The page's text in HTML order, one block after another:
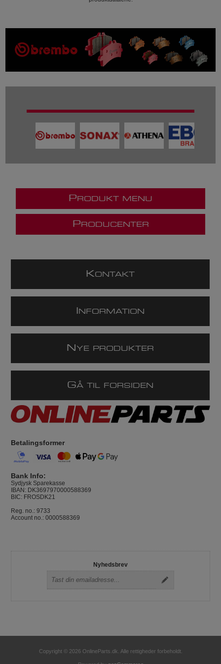
P RODUKT MENU
P RODUCENTER
KONTAKT
NFORMATION
N YE PRODUKTER
GÅ TIL FORSIDEN
Betalingsformer
Bank Info:
Sydjysk Sparekasse
IBAN: DK3697970000588369
BIC: FROSDK21
Reg. no.: 9733
Account no.: 0000588369
Nyhedsbrev
Copyright © 2026 OnlineParts.dk. Alle rettigheder forbeholdt.